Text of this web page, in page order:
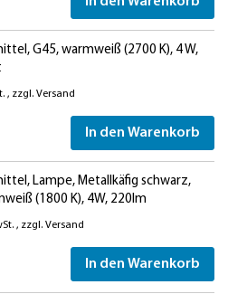
G45, warmweiß (2700 K), 4 W,
, zzgl. Versand
In den Warenkorb
Lampe, Metallkäfig schwarz,
(1800 K), 4W, 220lm
, zzgl. Versand
In den Warenkorb